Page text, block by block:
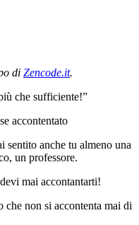
di Zencode.it.
che sufficiente!”
accontentato
sentito anche tu almeno una
un professore.
mai accontantarti!
non si accontenta mai di